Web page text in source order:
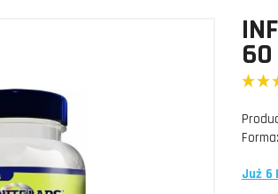
60
Forma:
Już 6